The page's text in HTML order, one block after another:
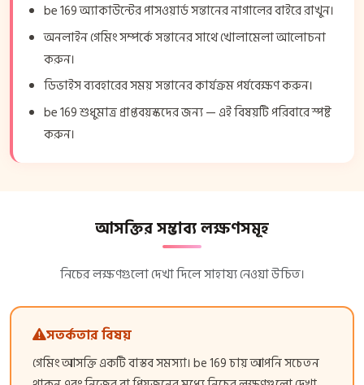
be 169 অ্যাকাউন্টের পাসওয়ার্ড সন্তানের নাগালের বাইরে রাখুন।
অনলাইন গেমিং সম্পর্কে সন্তানের সাথে খোলামেলা আলোচনা
করুন।
ডিভাইস ব্যবহারের সময় সন্তানের কার্যক্রম পর্যবেক্ষণ করুন।
be 169 শুধুমাত্র প্রাপ্তবয়স্কদের জন্য — এই বিষয়টি পরিবারে স্পষ্ট
করুন।
আসক্তির সম্ভাব্য লক্ষণসমূহ
নিচের লক্ষণগুলো দেখা দিলে সাহায্য নেওয়া উচিত।
সতর্কতার বিষয়
গেমিং আসক্তি একটি বাস্তব সমস্যা। be 169 চায় আপনি সচেতন